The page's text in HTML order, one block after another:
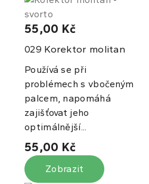
55,00 Kč
029 Korektor molitan
Používá se při
problémech s vbočeným
palcem, napomáhá
zajišťovat jeho
optimálnější...
55,00 Kč
Zobrazit